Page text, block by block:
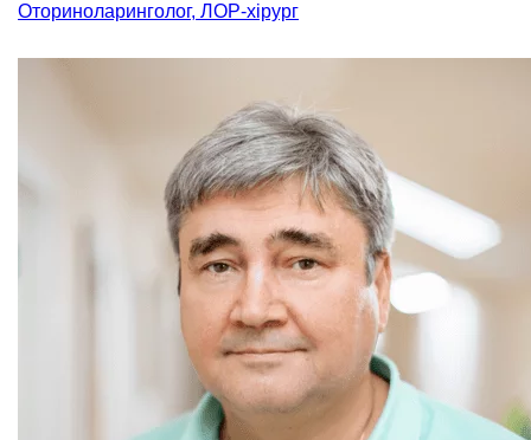
Оториноларинголог, ЛОР-хірург